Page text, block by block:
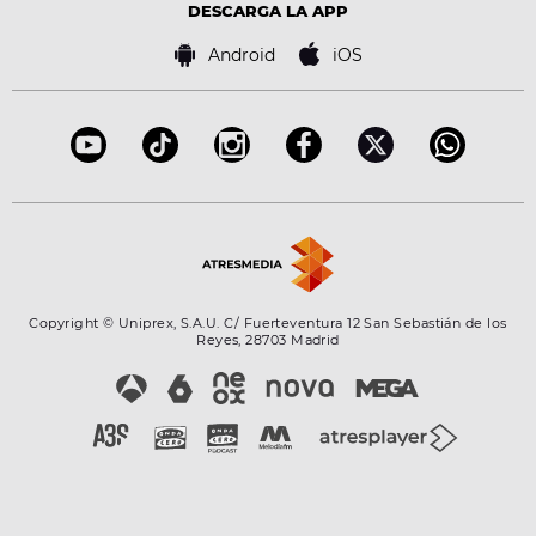
Bases de concursos
DESCARGA LA APP
Android iOS
Copyright © Uniprex, S.A.U. C/ Fuerteventura 12 San Sebastián de los
Reyes, 28703 Madrid